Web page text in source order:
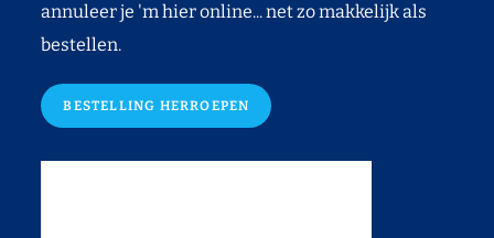
annuleer je 'm hier online... net zo makkelijk als
bestellen.
BESTELLING HERROEPEN